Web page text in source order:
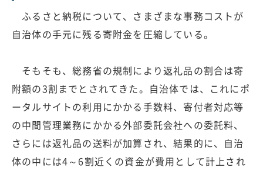
ふるさと納税について、さまざまな事務コストが
自治体の手元に残る寄附金を圧縮している。
そもそも、総務省の規制により返礼品の割合は寄
附額の3割までとされてきた。自治体では、これにポ
ータルサイトの利用にかかる手数料、寄付者対応等
の中間管理業務にかかる外部委託会社への委託料、
さらには返礼品の送料が加算され、結果的に、自治
体の中には4～6割近くの資金が費用として計上され